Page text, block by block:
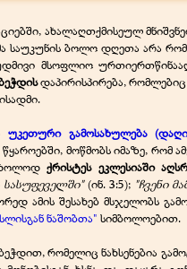
ახალაღთქმისეულ
საუკუნის ბოლო დღეთა არა
მსოფლიო
დაპირისპირება,
უკეთური გამოსახულება
მოწმობს იმაზე, რომ
ქრისტეს ეკლესიაში
სასუფეველში"(ინ. 3:5); "ჩვენი
ამის შესახებ მსჯელობს
ნაშობთა" სიმბოლოებით.
რომელიც ნახსენებია